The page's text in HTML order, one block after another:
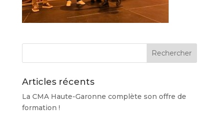
Articles récents
La CMA Haute-Garonne complète son offre de
formation !